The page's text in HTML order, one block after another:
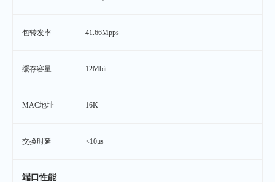
包转发率 41.66Mpps
缓存容量 12Mbit
MAC地址 16K
交换时延 <10μs
端口性能